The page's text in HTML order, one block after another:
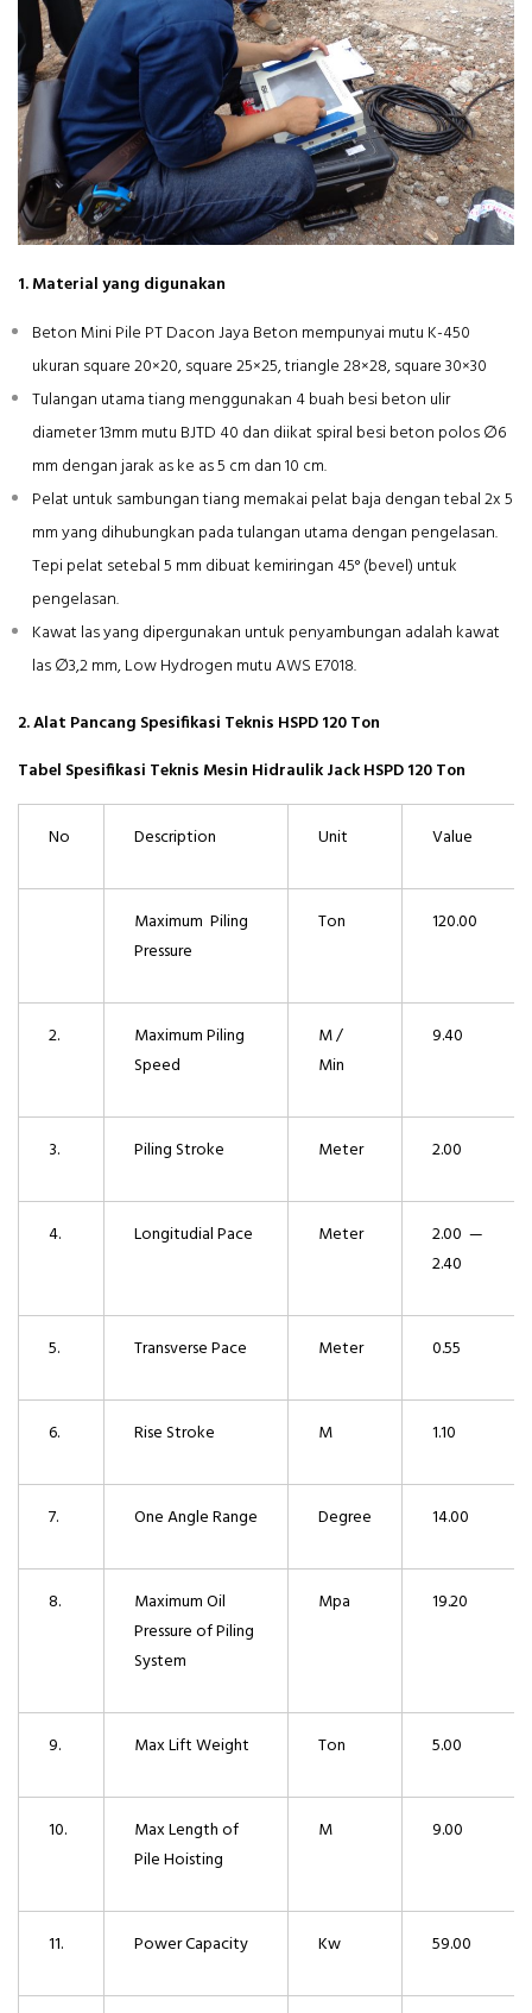
1. Material yang digunakan
Beton Mini Pile PT Dacon Jaya Beton mempunyai mutu K-450
ukuran square 20×20, square 25×25, triangle 28×28, square 30×30
Tulangan utama tiang menggunakan 4 buah besi beton ulir
diameter 13mm mutu BJTD 40 dan diikat spiral besi beton polos ∅6
mm dengan jarak as ke as 5 cm dan 10 cm.
Pelat untuk sambungan tiang memakai pelat baja dengan tebal 2x 5
mm yang dihubungkan pada tulangan utama dengan pengelasan.
Tepi pelat setebal 5 mm dibuat kemiringan 45° (bevel) untuk
pengelasan.
Kawat las yang dipergunakan untuk penyambungan adalah kawat
las ∅3,2 mm, Low Hydrogen mutu AWS E7018.
2. Alat Pancang Spesifikasi Teknis HSPD 120 Ton
Tabel Spesifikasi Teknis Mesin Hidraulik Jack HSPD 120 Ton
No Description Unit Value
Maximum Piling
Pressure
Ton 120.00
2.
Maximum Piling
Speed
M /
Min
9.40
3. Piling Stroke Meter 2.00
4. Longitudial Pace Meter
2.00 —
2.40
5. Transverse Pace Meter 0.55
6. Rise Stroke M 1.10
7. One Angle Range Degree 14.00
8.
Maximum Oil
Pressure of Piling
System
Mpa 19.20
9. Max Lift Weight Ton 5.00
10.
Max Length of
Pile Hoisting
M 9.00
11. Power Capacity Kw 59.00